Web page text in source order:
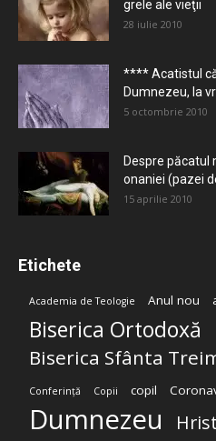
grele ale vieţii
28 iulie 2010
**** Acatistul
Dumnezeu, la
5 octombrie 2010
Despre păcatul
onaniei (pazei
15 aprilie 2010
Etichete
Academia de Teologie Anul nou
Biserica Ortodoxă
Biserica Sfânta
Conferință Copii copil
Dumnezeu